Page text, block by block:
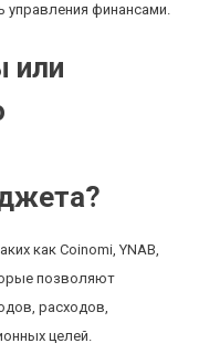
финансами.
или
как Coinomi, YNAB,
позволяют
расходов,
целей.